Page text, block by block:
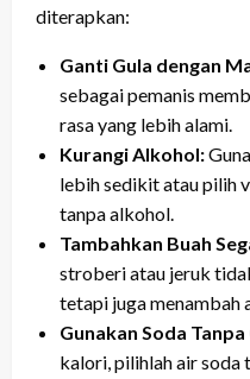
diterapkan:
Ganti Gula dengan
sebagai pemanis
rasa yang lebih alami.
Kurangi Alkohol:
lebih sedikit atau pilih
tanpa alkohol.
Tambahkan Buah
stroberi atau jeruk
tetapi juga menambah
Gunakan Soda Tanpa
kalori, pilihlah air soda